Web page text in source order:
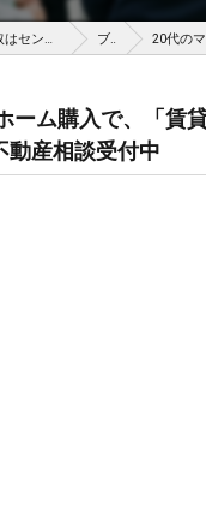
大津市の不動産買取はセンチュリー21アールエスティ住宅流通 ブログ 20代のマイホーム
ーム購入で、「賃
動産相談受付中